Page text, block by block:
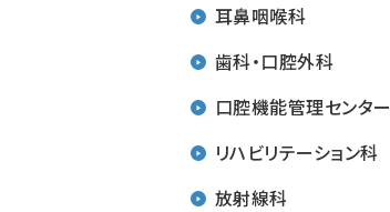
耳鼻咽喉科
歯科・口腔外科
口腔機能管理センター
リハビリテーション科
放射線科